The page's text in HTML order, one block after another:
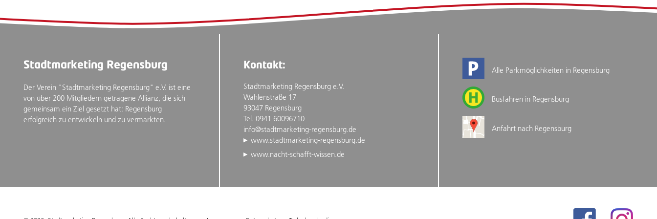
Stadtmarketing Regensburg
Der Verein "Stadtmarketing Regensburg" e.V. ist eine
von über 200 Mitgliedern getragene Allianz, die sich
gemeinsam ein Ziel gesetzt hat: Regensburg
erfolgreich zu entwickeln und zu vermarkten.
Kontakt:
Stadtmarketing Regensburg e.V.
Wahlenstraße 17
93047 Regensburg
Tel. 0941 60096710
info@stadtmarketing-regensburg.de
www.stadtmarketing-regensburg.de
www.nacht-schafft-wissen.de
Alle Parkmöglichkeiten in Regensburg
Busfahren in Regensburg
Anfahrt nach Regensburg